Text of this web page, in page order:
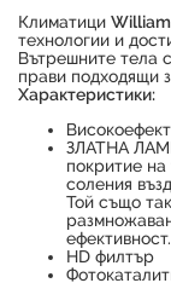
Климатици
технологии и
Вътрешните тела
прави подходящи
Характеристики:
ЗЛАТНА
покритие
соления
Той също
ефективност.
HD филтър